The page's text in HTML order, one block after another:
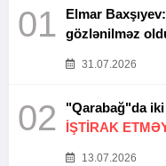
01
Elmar
gözlənilməz
31.07.2026
02 "Qarabağ"da
İŞTİRAK
13.07.2026